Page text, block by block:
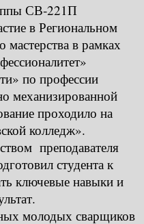
СВ‑221П
в Региональном
мастерства в рамках
по профессии
механизированной
проходило на
колледж».
преподавателя
студента к
ключевые навыки и
молодых сварщиков